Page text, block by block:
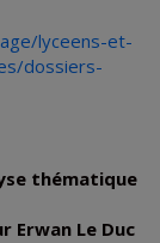
lyceens-et-
dossiers-
thématique
Erwan Le Duc